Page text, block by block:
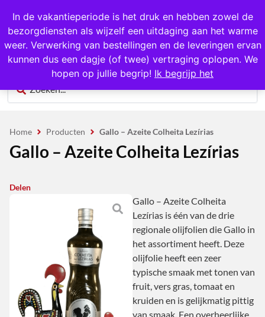
In de vakantieperiode is het druk en hebben zowel de
bezorgdiensten als wijzelf een uitdaging aan het warme
weer. Verwerking van bestellingen en de leveringen ervan
kunnen dus een dagje (of twee) vertraging oplopen. We
hopen op jullie begrip! Ik begrijp het
1000+ producten op voorraad
0
Home Producten Gallo – Azeite Colheita Lezírias
Gallo – Azeite Colheita Lezírias
Delen
Gallo – Azeite Colheita
Lezírias is één van de drie
regionale olijfolien die Gallo in
het assortiment heeft. Deze
olijfolie heeft een zeer
typische smaak met tonen van
fruit, vers gras, tomaat en
kruiden en is gelijkmatig pittig
van smaak. Een overheerlijke